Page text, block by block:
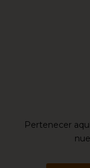
Pertenecer